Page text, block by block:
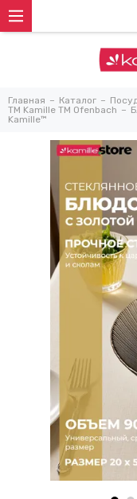
Главная Каталог
TM Kamille TM Ofenbach
Kamille™